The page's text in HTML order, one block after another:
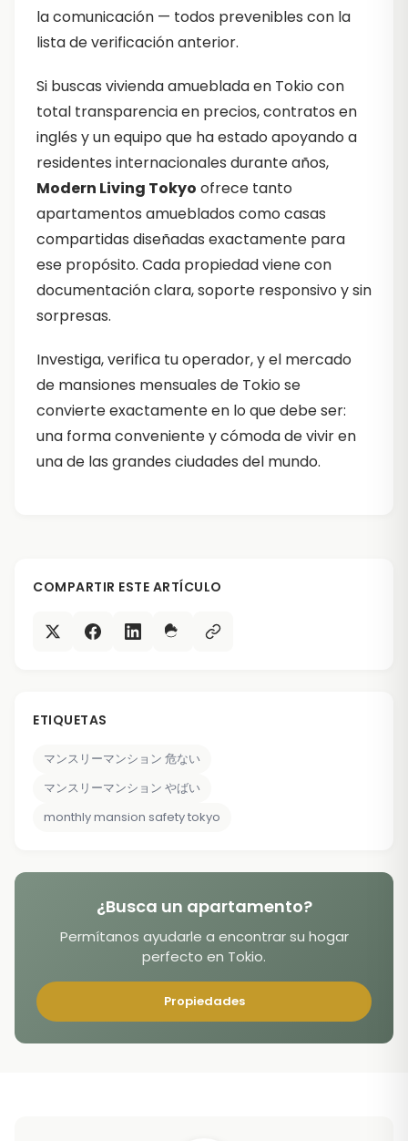
la comunicación — todos prevenibles con la
lista de verificación anterior.
Si buscas vivienda amueblada en Tokio con
total transparencia en precios, contratos en
inglés y un equipo que ha estado apoyando a
residentes internacionales durante años,
Modern Living Tokyo ofrece tanto
apartamentos amueblados como casas
compartidas diseñadas exactamente para
ese propósito. Cada propiedad viene con
documentación clara, soporte responsivo y sin
sorpresas.
Investiga, verifica tu operador, y el mercado
de mansiones mensuales de Tokio se
convierte exactamente en lo que debe ser:
una forma conveniente y cómoda de vivir en
una de las grandes ciudades del mundo.
COMPARTIR ESTE ARTÍCULO
ETIQUETAS
マンスリーマンション 危ない
マンスリーマンション やばい
monthly mansion safety tokyo
¿Busca un apartamento?
Permítanos ayudarle a encontrar su hogar
perfecto en Tokio.
Propiedades